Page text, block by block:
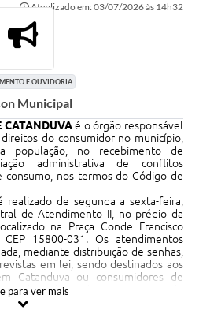
Atualizado em: 03/07/2026 às 14h32
E OUVIDORIA
Municipal
CATANDUVAé o órgão responsável
do consumidor no município,
população, no recebimento de
administrativa de conflitos
consumo, nos termos do Código de
de segunda a sexta-feira,
de Atendimento II, no prédio da
na Praça Conde Francisco
15800-031. Os atendimentos
mediante distribuição de senhas,
em lei, sendo destinados aos
Catanduva ou consumidores de
adquirido produtos ou contratado
situados no município.
para ver mais